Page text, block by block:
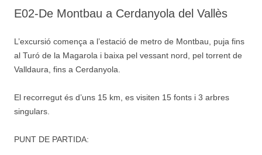
E02-De Montbau a Cerdanyola del Vallès
L’excursió comença a l’estació de metro de Montbau, puja fins
al Turó de la Magarola i baixa pel vessant nord, pel torrent de
Valldaura, fins a Cerdanyola.
El recorregut és d’uns 15 km, es visiten 15 fonts i 3 arbres
singulars.
PUNT DE PARTIDA: